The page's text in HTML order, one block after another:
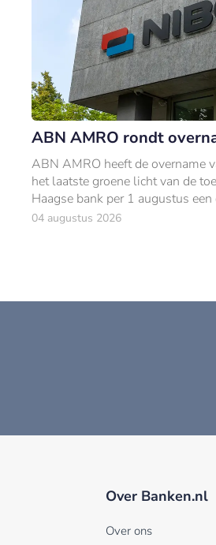
ABN AMRO rondt
ABN AMRO heeft de overname
het laatste groene licht van de
Haagse bank per 1 augustus
van ABN AMRO.
04 augustus 2026
Over Banken.nl
Over ons